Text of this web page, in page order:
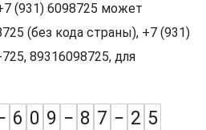
(931) 6098725 может
(без кода страны), +7 (931)
89316098725, для
6 0 9 − 8 7 − 2 5